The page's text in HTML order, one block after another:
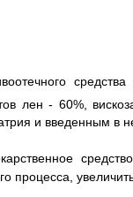
лен - 60%,
и введенным в
процесса,